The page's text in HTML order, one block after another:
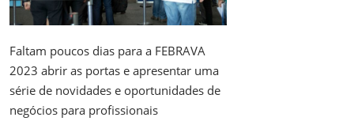
Faltam poucos dias para a FEBRAVA
2023 abrir as portas e apresentar uma
série de novidades e oportunidades de
negócios para profissionais